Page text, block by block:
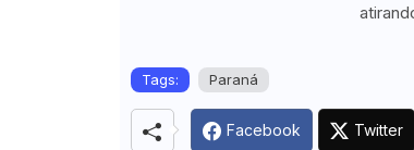
Tags: Paraná
Facebook Twitter